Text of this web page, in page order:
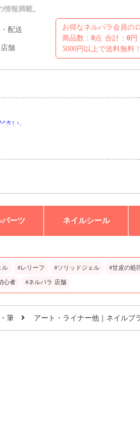
報満載。
配送
舗
お得なネルパラ会員の
商品数： 0点 合計： 0円
5000円以上で送料無料！
さい｡
ーツ ネイルシール
ル #レリーフ #ソリッドジェル #甘皮の処
心者 #ネルパラ 店舗
筆 アート・ライナー他｜ネイルブ